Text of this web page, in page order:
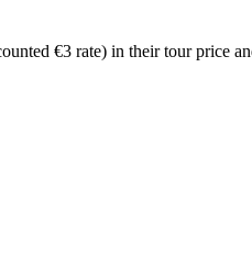
€3 rate) in their tour price